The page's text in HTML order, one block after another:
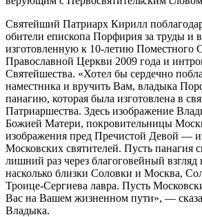
Святейший Патриарх Кирилл
обители епископа Порфирия за труды и
изготовленную к 10-летию Поместного
Православной Церкви 2009 года и
Святейшества. «Хотел бы сердечно
наместника и вручить Вам, владыка
панагию, которая была изготовлена в
Патриаршества. Здесь изображение
Божией Матери, покровительницы
изображения пред Пречистой Девой —
Московских святителей. Пусть панагия
лишний раз через благоговейный взгляд
насколько близки Соловки и Москва,
Троице-Сергиева лавра. Пусть
Вас на Вашем жизненном пути», —
Владыка.